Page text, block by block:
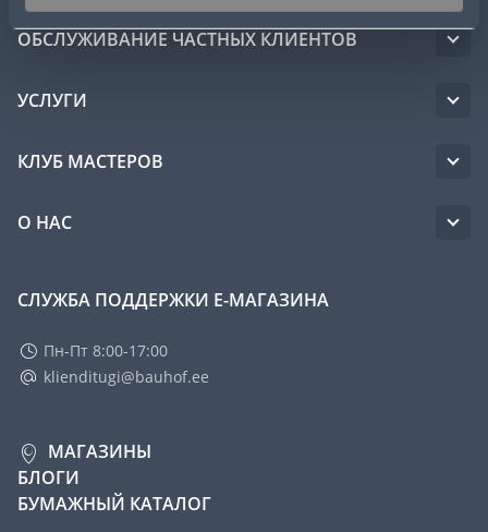
ОБСЛУЖИВАНИЕ ЧАСТНЫХ КЛИЕНТОВ
УСЛУГИ
КЛУБ МАСТЕРОВ
О НАС
СЛУЖБА ПОДДЕРЖКИ Е-МАГАЗИНА
Пн-Пт 8:00-17:00
klienditugi@bauhof.ee
МАГАЗИНЫ
БЛОГИ
БУМАЖНЫЙ КАТАЛОГ